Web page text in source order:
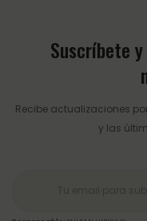
Suscríbete
Recibe actualizaciones
y las